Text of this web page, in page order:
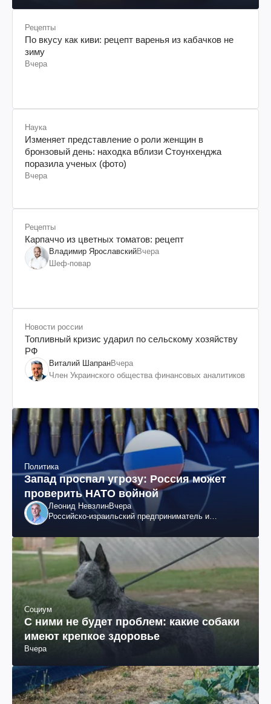
Рецепты
По вкусу как киви: рецепт варенья из кабачков не
зиму
Вчера
Наука
Изменяет представление о роли женщин в
бронзовый день: находка вблизи Стоунхенджа
поразила ученых (фото)
Вчера
Рецепты
Карпаччо из цветных томатов: рецепт
Владимир ЯрославскийВчера
Шеф-повар
Новости россии
Топливный кризис ударил по сельскому хозяйству
РФ
Виталий ШапранВчера
Член Украинского общества финансовых аналитиков
Политика
Запад проспал угрозу: Россия может
проверить НАТО войной
Леонид НевзлинВчера
Российско-израильский предприниматель и
"ЮКОСа"
Социум
С ними не будет проблем: какие собаки
имеют крепкое здоровье
Вчера